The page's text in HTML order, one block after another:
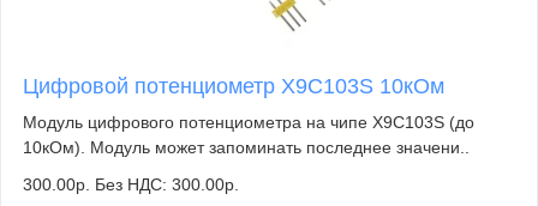
Цифровой потенциометр X9C103S 10кОм
Модуль цифрового потенциометра на чипе X9C103S (до
10кОм). Модуль может запоминать последнее значени..
300.00р. Без НДС: 300.00р.